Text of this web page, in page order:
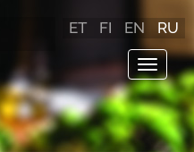
Toggle
ET FI EN RU